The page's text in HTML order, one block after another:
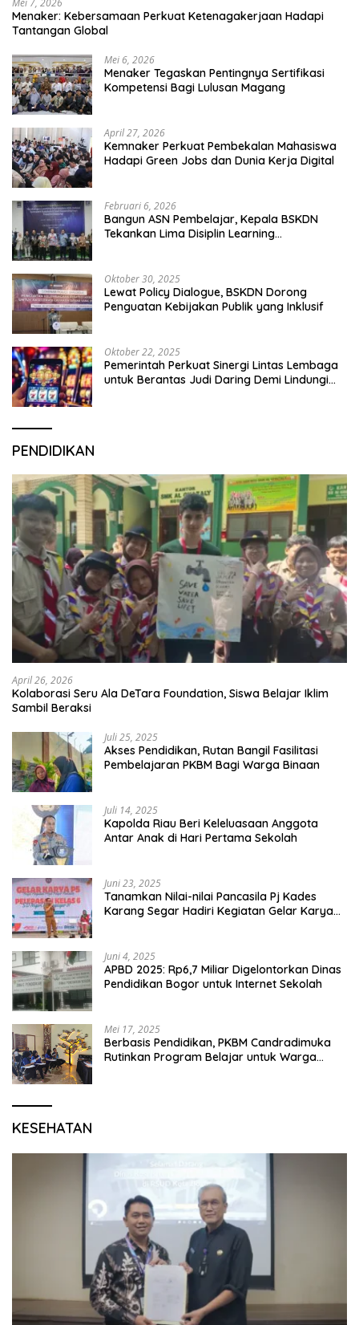
Mei 7, 2026
Menaker: Kebersamaan Perkuat Ketenagakerjaan Hadapi
Tantangan Global
Mei 6, 2026
Menaker Tegaskan Pentingnya Sertifikasi
Kompetensi Bagi Lulusan Magang
April 27, 2026
Kemnaker Perkuat Pembekalan Mahasiswa
Hadapi Green Jobs dan Dunia Kerja Digital
Februari 6, 2026
Bangun ASN Pembelajar, Kepala BSKDN
Tekankan Lima Disiplin Learning
Oktober 30, 2025
Lewat Policy Dialogue, BSKDN Dorong
Penguatan Kebijakan Publik yang Inklusif
Oktober 22, 2025
Pemerintah Perkuat Sinergi Lintas Lembaga
untuk Berantas Judi Daring Demi Lindungi
PENDIDIKAN
April 26, 2026
Kolaborasi Seru Ala DeTara Foundation, Siswa Belajar Iklim
Sambil Beraksi
Juli 25, 2025
Akses Pendidikan, Rutan Bangil Fasilitasi
Pembelajaran PKBM Bagi Warga Binaan
Juli 14, 2025
Kapolda Riau Beri Keleluasaan Anggota
Antar Anak di Hari Pertama Sekolah
Juni 23, 2025
Tanamkan Nilai-nilai Pancasila Pj Kades
Karang Segar Hadiri Kegiatan Gelar Karya
Juni 4, 2025
APBD 2025: Rp6,7 Miliar Digelontorkan Dinas
Pendidikan Bogor untuk Internet Sekolah
Mei 17, 2025
Berbasis Pendidikan, PKBM Candradimuka
Rutinkan Program Belajar untuk Warga
KESEHATAN